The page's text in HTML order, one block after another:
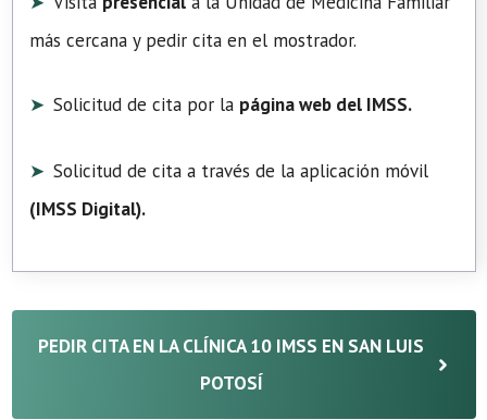
más cercana y pedir cita en el mostrador.
Solicitud de cita por la página web del IMSS.
Solicitud de cita a través de la aplicación móvil
(IMSS Digital).
PEDIR CITA EN LA CLÍNICA 10 IMSS EN SAN LUIS
POTOSÍ